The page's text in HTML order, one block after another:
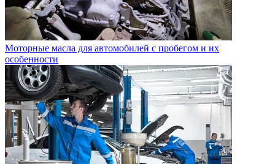
Моторные масла для автомобилей с пробегом и их
особенности